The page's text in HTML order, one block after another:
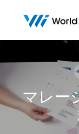
マレー